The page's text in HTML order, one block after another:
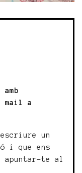
mail a
un
i que ens
te al